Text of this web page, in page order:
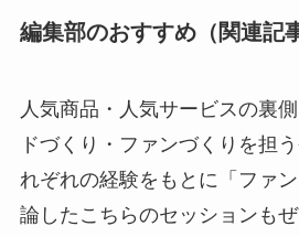
編集部のおすすめ（関連記
人気商品・人気サービスの裏
ドづくり・ファンづくりを担
れぞれの経験をもとに「ファ
論したこちらのセッションもぜ